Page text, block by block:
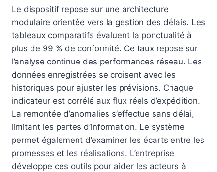
Le dispositif repose sur une architecture
modulaire orientée vers la gestion des délais. Les
tableaux comparatifs évaluent la ponctualité à
plus de 99 % de conformité. Ce taux repose sur
l’analyse continue des performances réseau. Les
données enregistrées se croisent avec les
historiques pour ajuster les prévisions. Chaque
indicateur est corrélé aux flux réels d’expédition.
La remontée d’anomalies s’effectue sans délai,
limitant les pertes d’information. Le système
permet également d’examiner les écarts entre les
promesses et les réalisations. L’entreprise
développe ces outils pour aider les acteurs à